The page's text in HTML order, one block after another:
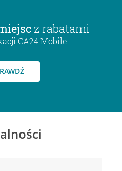
z rabatami
CA24 Mobile